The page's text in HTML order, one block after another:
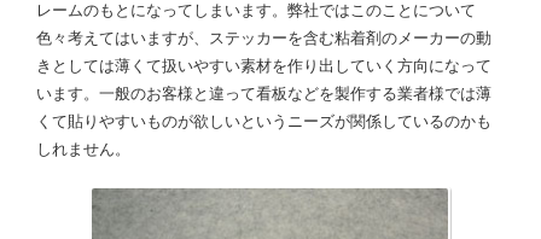
レームのもとになってしまいます。弊社ではこのことについて
色々考えてはいますが、ステッカーを含む粘着剤のメーカーの動
きとしては薄くて扱いやすい素材を作り出していく方向になって
います。一般のお客様と違って看板などを製作する業者様では薄
くて貼りやすいものが欲しいというニーズが関係しているのかも
しれません。